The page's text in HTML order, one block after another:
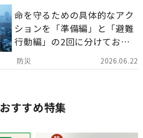
2026.06.22
命を守るための具体的なアク
ションを「準備編」と「避難
行動編」の2回に分けてお届
けしています。
おすすめ特集